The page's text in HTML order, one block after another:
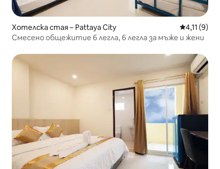
Хотелска стая – Pattaya City Средна
4,11 (9)
Смесено общежитие 6 легла, 6 легла за мъже и жени